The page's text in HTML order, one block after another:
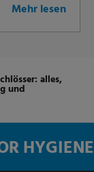
Mehr lesen
alles,
und
HYGIENE